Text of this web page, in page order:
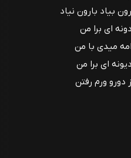
بیاد بارون نیاد
ای برا من
میدی با من
ای برا من
دورو ورم رفتن